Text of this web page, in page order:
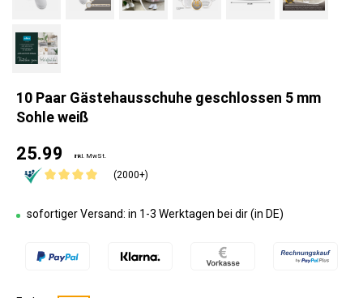
10 Paar Gästehausschuhe geschlossen 5 mm
Sohle weiß
25.99 inkl. MwSt.
(2000+)
sofortiger Versand: in 1-3 Werktagen bei dir (in DE)